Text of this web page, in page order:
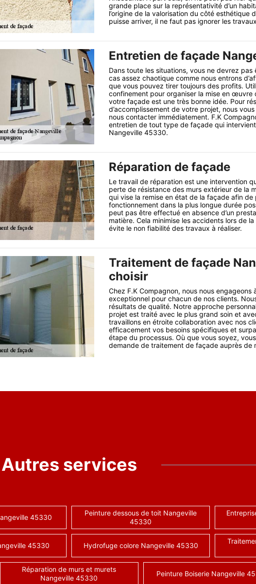
grande place sur la représentativité d’un
l’origine de la valorisation du côté esthétique
puisse arriver, il ne faut pas ignorer les
Entretien de façade
Dans toute les situations, vous ne devrez
cas assez chaotique comme nous entrons
que vous pouvez tirer toujours des profits.
confinement pour organiser la mise en œuvre
votre façade est une très bonne idée. Pour
d’accomplissement de votre projet, nous
nous contacter immédiatement. F.K
entretien de tout type de façade qui
Nangeville 45330.
Réparation de façade
Le travail de réparation est une intervention
perte de résistance des murs extérieur de la
qui vise la remise en état de la façade afin de
fonctionnement dans la plus longue durée
peut pas être effectué en absence d’un
matière. Cela minimise les accidents lors de
évite le non fiabilité des travaux à réaliser.
Traitement de façade
choisir
Chez F.K Compagnon, nous nous engageons
exceptionnel pour chacun de nos clients.
résultats de qualité. Notre approche
projet est traité avec le plus grand soin et
travaillons en étroite collaboration avec nos
efficacement vos besoins spécifiques et
étape du processus. Où que vous soyez,
demande de traitement de façade auprès de
Autres services
45330
Peinture dessous de toit Nangeville
45330
45330 Hydrofuge colore Nangeville 45330
Réparation de murs et murets
Nangeville 45330
Peinture Boiserie Nangeville